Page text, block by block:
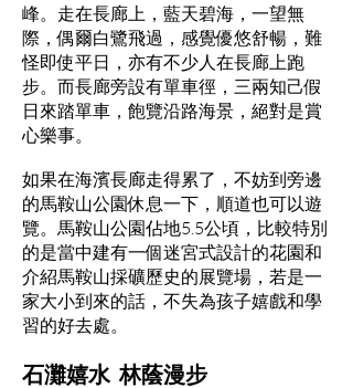
峰。走在長廊上，藍天碧海，一望無
際，偶爾白鷺飛過，感覺優悠舒暢，難
怪即使平日，亦有不少人在長廊上跑
步。而長廊旁設有單車徑，三兩知己假
日來踏單車，飽覽沿路海景，絕對是賞
心樂事。
如果在海濱長廊走得累了，不妨到旁邊
的馬鞍山公園休息一下，順道也可以遊
覽。馬鞍山公園佔地5.5公頃，比較特別
的是當中建有一個迷宮式設計的花園和
介紹馬鞍山採礦歷史的展覽場，若是一
家大小到來的話，不失為孩子嬉戲和學
習的好去處。
石灘嬉水 林蔭漫步